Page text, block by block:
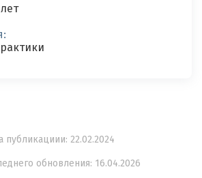
публикациии: 22.02.2024
обновления: 16.04.2026